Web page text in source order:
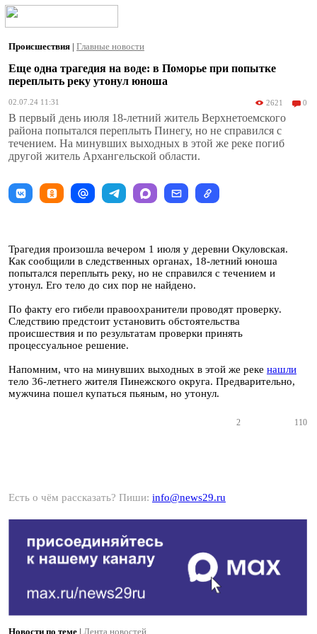
Происшествия | Главные новости
Еще одна трагедия на воде: в Поморье при попытке
переплыть реку утонул юноша
02.07.24 11:31 2621 0
В первый день июля 18-летний житель Верхнетоемского
района попытался переплыть Пинегу, но не справился с
течением. На минувших выходных в этой же реке погиб
другой житель Архангельской области.
Трагедия произошла вечером 1 июля у деревни Окуловская.
Как сообщили в следственных органах, 18-летний юноша
попытался переплыть реку, но не справился с течением и
утонул. Его тело до сих пор не найдено.
По факту его гибели правоохранители проводят проверку.
Следствию предстоит установить обстоятельства
происшествия и по результатам проверки принять
процессуальное решение.
Напомним, что на минувших выходных в этой же реке нашли
тело 36-летнего жителя Пинежского округа. Предварительно,
мужчина пошел купаться пьяным, но утонул.
2 110
Есть о чём рассказать? Пиши: info@news29.ru
Новости по теме | Лента новостей